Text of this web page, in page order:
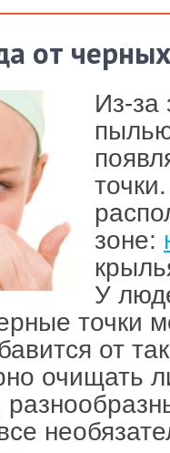
от
Из-за
зоне:
У
точки
от
очищать